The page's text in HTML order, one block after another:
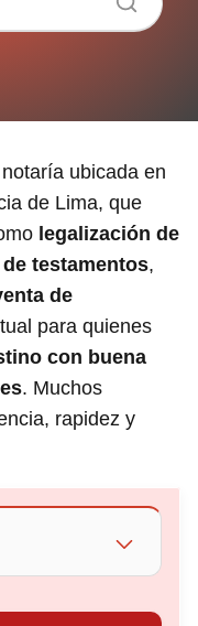
ubicada en
de Lima, que
legalización de
testamentos,
de
para quienes
con buena
. Muchos
rapidez y